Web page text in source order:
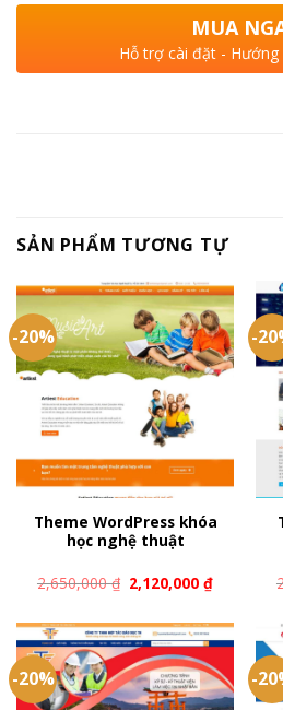
MUA
Hỗ trợ cài đặt -
SẢN PHẨM TƯƠNG TỰ
-20%
Theme WordPress khóa
học nghệ thuật
2,650,000₫ 2,120,000₫
-
-20% -